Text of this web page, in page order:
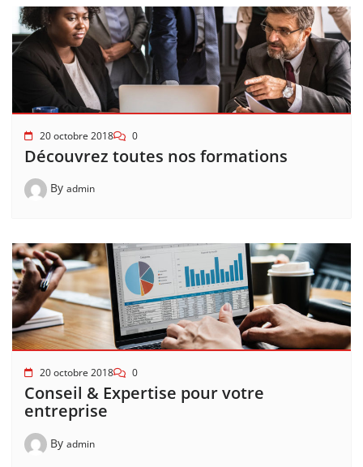
20 octobre 2018 0
Découvrez toutes nos formations
By admin
20 octobre 2018 0
Conseil & Expertise pour votre
entreprise
By admin